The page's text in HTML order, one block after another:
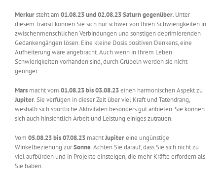
Merkursteht am 01.08.23 und 02.08.23 Saturn gegenüber. Unter
diesem Transit können Sie sich nur schwer von Ihren Schwierigkeiten in
zwischenmenschlichen Verbindungen und sonstigen deprimierenden
Gedankengängen lösen. Eine kleine Dosis positiven Denkens, eine
Aufheiterung wäre angebracht. Auch wenn in Ihrem Leben
Schwierigkeiten vorhanden sind, durch Grübeln werden sie nicht
geringer.
Mars macht vom 01.08.23 bis 03.08.23einen harmonischen Aspekt zu
Jupiter. Sie verfügen in dieser Zeit über viel Kraft und Tatendrang,
weshalb sich sportliche Aktivitäten besonders gut anbieten. Sie können
sich auch hinsichtlich Arbeit und Leistung einiges zutrauen.
Vom 05.08.23 bis 07.08.23 machtJupitereine ungünstige
Winkelbeziehung zurSonne. Achten Sie darauf, dass Sie sich nicht zu
viel aufbürden und in Projekte einsteigen, die mehr Kräfte erfordern als
Sie haben.